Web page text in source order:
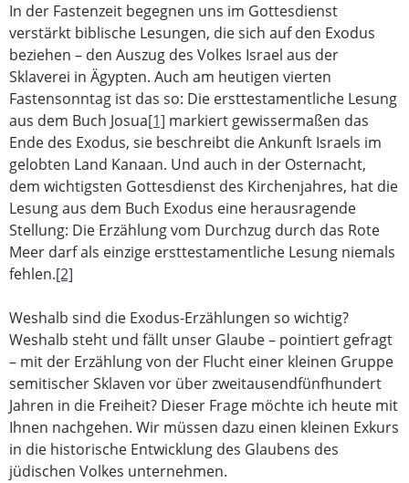
In der Fastenzeit begegnen uns im Gottesdienst
verstärkt biblische Lesungen, die sich auf den Exodus
beziehen – den Auszug des Volkes Israel aus der
Sklaverei in Ägypten. Auch am heutigen vierten
Fastensonntag ist das so: Die ersttestamentliche Lesung
aus dem Buch Josua[1] markiert gewissermaßen das
Ende des Exodus, sie beschreibt die Ankunft Israels im
gelobten Land Kanaan. Und auch in der Osternacht,
dem wichtigsten Gottesdienst des Kirchenjahres, hat die
Lesung aus dem Buch Exodus eine herausragende
Stellung: Die Erzählung vom Durchzug durch das Rote
Meer darf als einzige ersttestamentliche Lesung niemals
fehlen.[2]
Weshalb sind die Exodus-Erzählungen so wichtig?
Weshalb steht und fällt unser Glaube – pointiert gefragt
– mit der Erzählung von der Flucht einer kleinen Gruppe
semitischer Sklaven vor über zweitausendfünfhundert
Jahren in die Freiheit? Dieser Frage möchte ich heute mit
Ihnen nachgehen. Wir müssen dazu einen kleinen Exkurs
in die historische Entwicklung des Glaubens des
jüdischen Volkes unternehmen.